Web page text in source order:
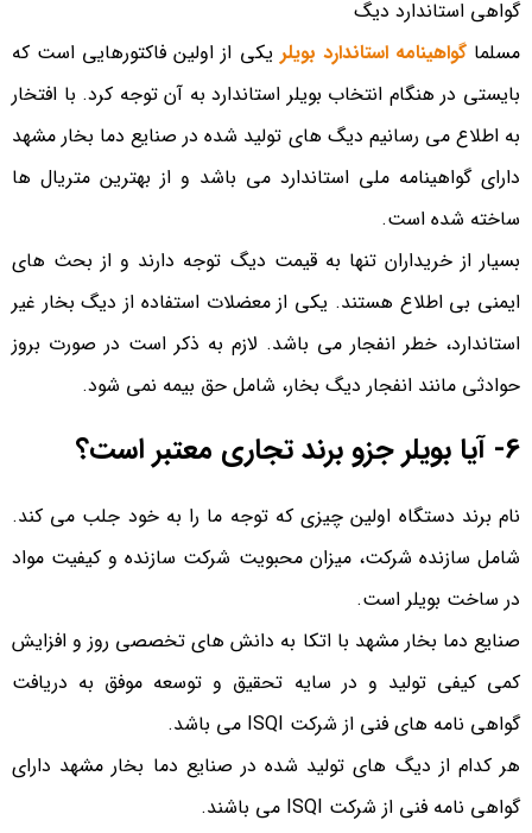
گواهی استاندارد دیگ
مسلماگواهینامه استاندارد بویلر یکی از اولین فاکتورهایی است که
بایستی در هنگام انتخاب بویلر استاندارد به آن توجه کرد. با افتخار
به اطلاع می رسانیم دیگ های تولید شده در صنایع دما بخار مشهد
دارای گواهینامه ملی استاندارد می باشد و از بهترین متریال ها
ساخته شده است.
بسیار از خریداران تنها به قیمت دیگ توجه دارند و از بحث های
ایمنی بی اطلاع هستند. یکی از معضلات استفاده از دیگ بخار غیر
استاندارد، خطر انفجار می باشد. لازم به ذکر است در صورت بروز
حوادثی مانند انفجار دیگ بخار، شامل حق بیمه نمی شود.
6- آیا بویلر جزو برند تجاری معتبر است؟
نام برند دستگاه اولین چیزی که توجه ما را به خود جلب می کند.
شامل سازنده شرکت، میزان محبویت شرکت سازنده و کیفیت مواد
در ساخت بویلر است.
صنایع دما بخار مشهد با اتکا به دانش های تخصصی روز و افزایش
کمی کیفی تولید و در سایه تحقیق و توسعه موفق به دریافت
گواهی نامه های فنی از شرکت ISQI می باشد.
هر کدام از دیگ های تولید شده در صنایع دما بخار مشهد دارای
گواهی نامه فنی از شرکت ISQI می باشند.